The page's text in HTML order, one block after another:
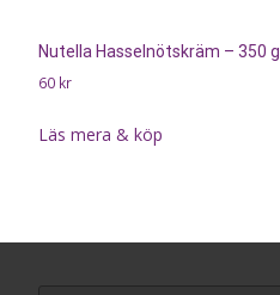
Nutella Hasselnötskräm – 350 g
60 kr
Läs mera & köp